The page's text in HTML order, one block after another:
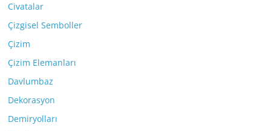
Civatalar
Çizgisel Semboller
Çizim
Çizim Elemanları
Davlumbaz
Dekorasyon
Demiryolları